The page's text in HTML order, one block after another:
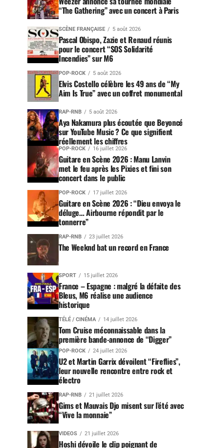
“The Gathering” avec un concert à Paris
SCÈNE FRANÇAISE 5 août 2026
Pascal Obispo, Zazie et Renaud réunis
pour le concert “SOS Solidarité
Incendies” sur M6
POP-ROCK 5 août 2026
Elvis Costello célèbre les 49 ans de “My
Aim Is True” avec un coffret monumental
RAP-RNB 5 août 2026
Aya Nakamura plus écoutée que Beyoncé
sur YouTube Music ? Ce que signifient
réellement les chiffres
POP-ROCK 16 juillet 2026
Guitare en Scène 2026 : Manu Lanvin
met le feu après les Pixies et fini son
concert dans le public
POP-ROCK 17 juillet 2026
Guitare en Scène 2026 : “Dieu envoya le
déluge… Airbourne répondit par le
tonnerre”
RAP-RNB 23 juillet 2026
The Weeknd bat un record en France
SPORT 15 juillet 2026
France – Espagne : malgré la défaite des
Bleus, M6 réalise une audience
historique
TÉLÉ / CINÉMA 14 juillet 2026
Tom Cruise méconnaissable dans la
première bande-annonce de “Digger”
POP-ROCK 24 juillet 2026
U2 et Martin Garrix dévoilent “Fireflies”,
leur nouvelle rencontre entre rock et
électro
RAP-RNB 21 juillet 2026
Gims et Mauvais Djo misent sur l’été avec
“Vive la monnaie”
VIDEOS 21 juillet 2026
Hoshi dévoile le clip poignant de